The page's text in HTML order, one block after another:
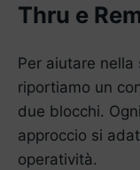
Thru e
Per aiutare
riportiamo un
due blocchi.
approccio si
operatività.